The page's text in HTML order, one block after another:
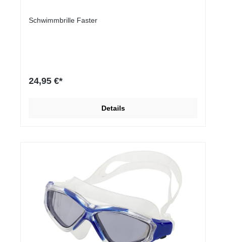
Schwimmbrille Faster
24,95 €*
Details